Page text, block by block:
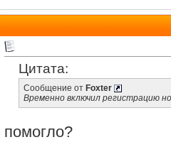
Цитата:
Сообщение от Foxter
Временно включил регистрацию
помогло?